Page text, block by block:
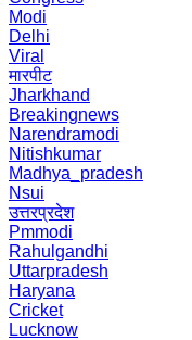
Modi
Delhi
Viral
मारपीट
Jharkhand
Breakingnews
Narendramodi
Nitishkumar
Madhya_pradesh
Nsui
उत्तरप्रदेश
Pmmodi
Rahulgandhi
Uttarpradesh
Haryana
Cricket
Lucknow